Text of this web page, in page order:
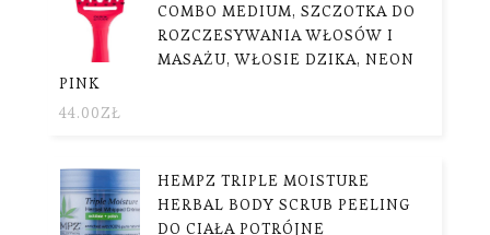
COMBO MEDIUM, SZCZOTKA DO
ROZCZESYWANIA WŁOSÓW I
MASAŻU, WŁOSIE DZIKA, NEON
PINK
44.00ZŁ
HEMPZ TRIPLE MOISTURE
HERBAL BODY SCRUB PEELING
DO CIAŁA POTRÓJNE